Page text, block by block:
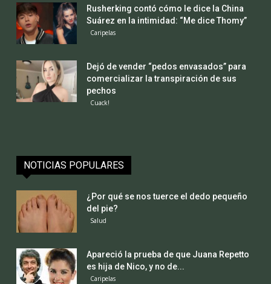
Rusherking contó cómo le dice la China
Suárez en la intimidad: “Me dice Thomy”
Caripelas
Dejó de vender “pedos envasados” para
comercializar la transpiración de sus
pechos
Cuack!
NOTICIAS POPULARES
¿Por qué se nos tuerce el dedo pequeño
del pie?
Salud
Apareció la prueba de que Juana Repetto
es hija de Nico, y no de...
Caripelas